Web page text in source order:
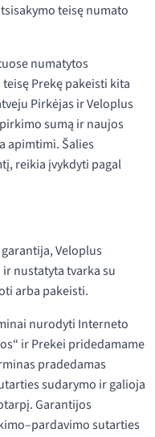
teisę numato
numatytos
Prekę pakeisti kita
Pirkėjas ir Veloplus
sumą ir naujos
apimtimi. Šalies
reikia įvykdyti pagal
Veloplus
nustatyta tvarka su
arba pakeisti.
nurodyti Interneto
ir Prekei pridedamame
pradedamas
sudarymo ir galioja
Garantijos
sutarties